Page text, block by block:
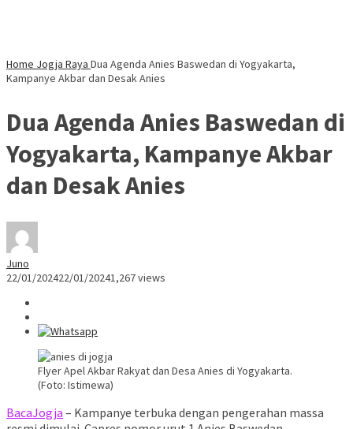
Home Jogja Raya Dua Agenda Anies Baswedan di Yogyakarta,
Kampanye Akbar dan Desak Anies
Dua Agenda Anies Baswedan di
Yogyakarta, Kampanye Akbar
dan Desak Anies
Juno
22/01/202422/01/20241,267 views
Flyer Apel Akbar Rakyat dan Desa Anies di Yogyakarta.
(Foto: Istimewa)
BacaJogja – Kampanye terbuka dengan pengerahan massa